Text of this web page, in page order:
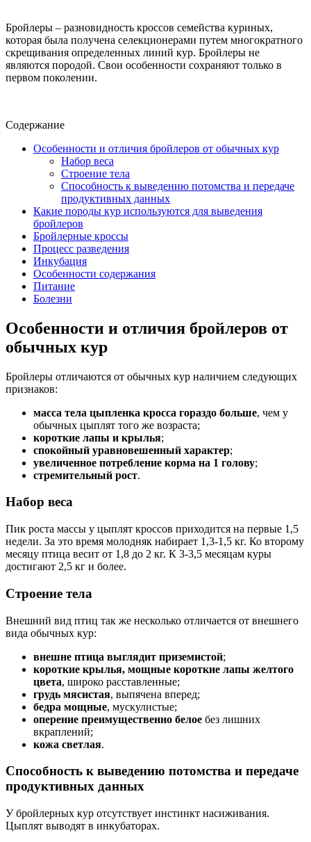
Бройлеры – разновидность кроссов семейства куриных,
которая была получена селекционерами путем многократного
скрещивания определенных линий кур. Бройлеры не
являются породой. Свои особенности сохраняют только в
первом поколении.
Содержание
Особенности и отличия бройлеров от обычных кур
Набор веса
Строение тела
Способность к выведению потомства и передаче
продуктивных данных
Какие породы кур используются для выведения
бройлеров
Бройлерные кроссы
Процесс разведения
Инкубация
Особенности содержания
Питание
Болезни
Особенности и отличия бройлеров от
обычных кур
Бройлеры отличаются от обычных кур наличием следующих
признаков:
масса тела цыпленка кросса гораздо больше, чем у
обычных цыплят того же возраста;
короткие лапы и крылья;
спокойный уравновешенный характер;
увеличенное потребление корма на 1 голову;
стремительный рост.
Набор веса
Пик роста массы у цыплят кроссов приходится на первые 1,5
недели. За это время молодняк набирает 1,3-1,5 кг. Ко второму
месяцу птица весит от 1,8 до 2 кг. К 3-3,5 месяцам куры
достигают 2,5 кг и более.
Строение тела
Внешний вид птиц так же несколько отличается от внешнего
вида обычных кур:
внешне птица выглядит приземистой;
короткие крылья, мощные короткие лапы желтого
цвета, широко расставленные;
грудь мясистая, выпячена вперед;
бедра мощные, мускулистые;
оперение преимущественно белое без лишних
вкраплений;
кожа светлая.
Способность к выведению потомства и передаче
продуктивных данных
У бройлерных кур отсутствует инстинкт насиживания.
Цыплят выводят в инкубаторах.